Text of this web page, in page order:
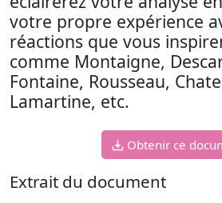
votre propre expérience
réactions que vous
comme Montaigne,
Fontaine, Rousseau,
Lamartine, etc.
Obtenir ce
Extrait du document